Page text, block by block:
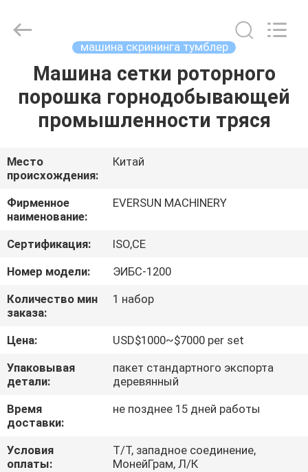
ДОМ
ПРОДУКТЫ
VR
ШОУ
О
НАС
ПУТЕШЕСТВИЕ
ФАБРИКИ
ПРОВЕРКА
КАЧЕСТВА
СВЯЖИТЕСЬ
машина скрининга тумблер
Машина сетки роторного
порошка горнодобывающей
промышленности тряся
Место
происхождения:
Китай
Фирменное
наименование:
EVERSUN MACHINERY
Сертификация:
ISO,CE
Номер модели:
ЭИБС-1200
Количество мин
заказа:
1 набор
Цена:
USD$1000~$7000 per set
Упаковывая
детали:
пакет стандартного экспорта
деревянный
Время
доставки:
не позднее 15 дней работы
Условия
оплаты:
Т/Т, западное соединение,
МонейГрам, Л/К